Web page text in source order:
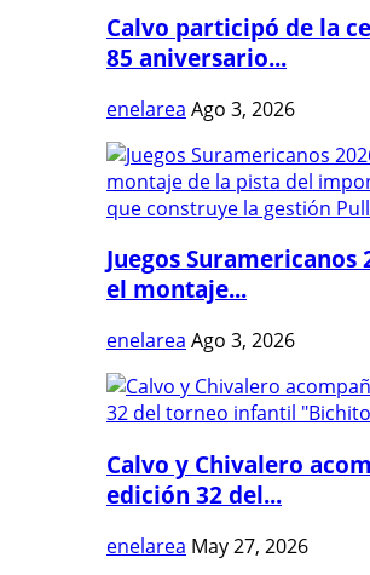
Calvo participó de la
85 aniversario...
enelarea Ago 3, 2026
Juegos Suramericanos
el montaje...
enelarea Ago 3, 2026
Calvo y Chivalero
edición 32 del...
enelarea May 27, 2026